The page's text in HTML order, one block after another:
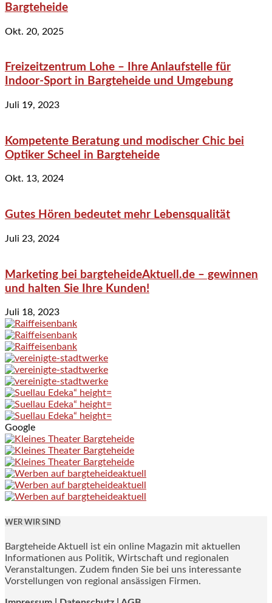
Bargteheide
Okt. 20, 2025
Freizeitzentrum Lohe – Ihre Anlaufstelle für
Indoor-Sport in Bargteheide und Umgebung
Juli 19, 2023
Kompetente Beratung und modischer Chic bei
Optiker Scheel in Bargteheide
Okt. 13, 2024
Gutes Hören bedeutet mehr Lebensqualität
Juli 23, 2024
Marketing bei bargteheideAktuell.de – gewinnen
und halten Sie Ihre Kunden!
Juli 18, 2023
Google
WER WIR SIND
Bargteheide Aktuell ist ein online Magazin mit aktuellen
Informationen aus Politik, Wirtschaft und regionalen
Veranstaltungen. Zudem finden Sie bei uns interessante
Vorstellungen von regional ansässigen Firmen.